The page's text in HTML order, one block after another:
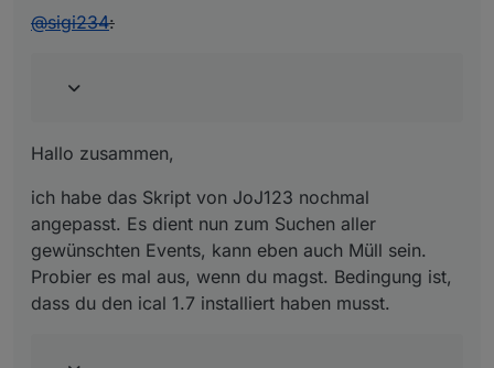
@sigi234:
Hallo zusammen,
ich habe das Skript von JoJ123 nochmal
angepasst. Es dient nun zum Suchen aller
gewünschten Events, kann eben auch Müll sein.
Probier es mal aus, wenn du magst. Bedingung ist,
dass du den ical 1.7 installiert haben musst.